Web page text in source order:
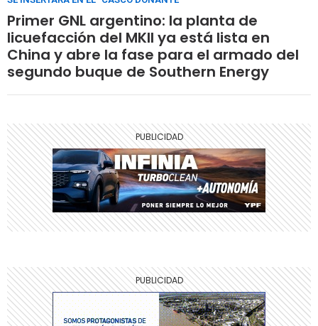
Primer GNL argentino: la planta de
licuefacción del MKII ya está lista en
China y abre la fase para el armado del
segundo buque de Southern Energy